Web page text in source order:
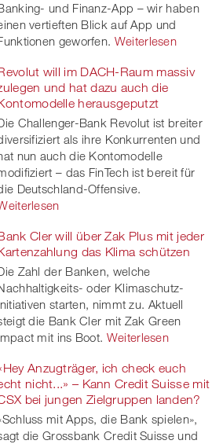
und Finanz-App – wir haben
vertieften Blick auf App und
geworfen. Weiterlesen
will im DACH-Raum massiv
und hat dazu auch die
herausgeputzt
Challenger-Bank Revolut ist breiter
als ihre Konkurrenten und
nun auch die Kontomodelle
– das FinTech ist bereit für
Deutschland-Offensive.
Cler will über Zak Plus mit jeder
das Klima schützen
Zahl der Banken, welche
oder Klimaschutz-
starten, nimmt zu. Aktuell
die Bank Cler mit Zak Green
mit ins Boot. Weiterlesen
Anzugträger, ich check euch
nicht...» – Kann Credit Suisse mit
bei jungen Zielgruppen landen?
mit Apps, die Bank spielen»,
die Grossbank Credit Suisse und